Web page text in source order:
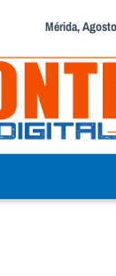
Mérida,